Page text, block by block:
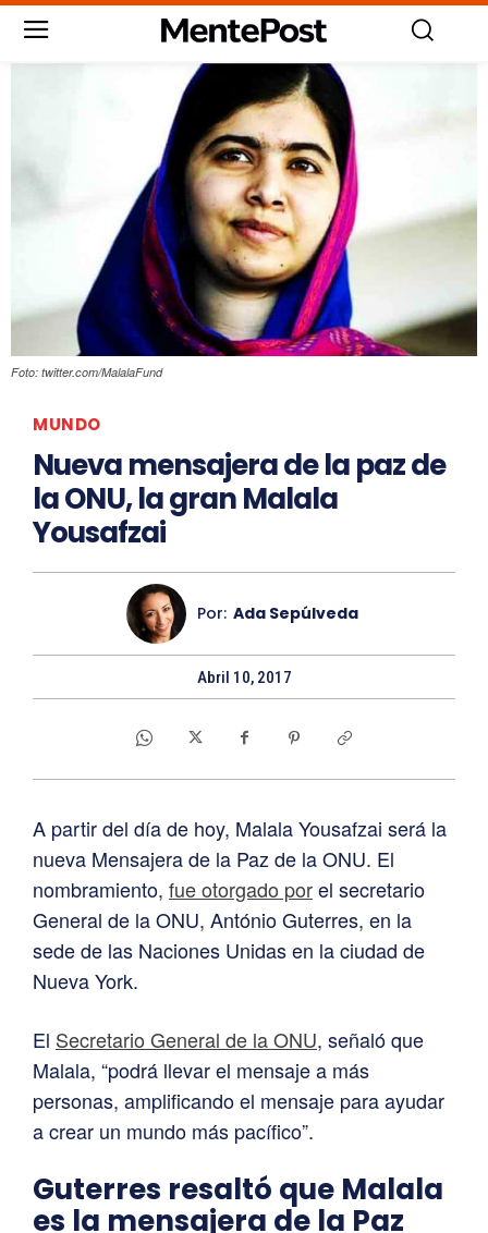
Foto: twitter.com/MalalaFund
MUNDO
Nueva mensajera de la paz de
la ONU, la gran Malala
Yousafzai
Por: Ada Sepúlveda
Abril 10, 2017
A partir del día de hoy, Malala Yousafzai será la
nueva Mensajera de la Paz de la ONU. El
nombramiento, fue otorgado porel secretario
General de la ONU, António Guterres, en la
sede de las Naciones Unidas en la ciudad de
Nueva York.
El Secretario General de la ONU, señaló que
Malala, “podrá llevar el mensaje a más
personas, amplificando el mensaje para ayudar
a crear un mundo más pacífico”.
Guterres resaltó que Malala
es la mensajera de la Paz